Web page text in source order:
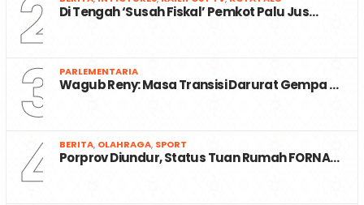
2 Di Tengah ‘Susah Fiskal’ Pemkot Palu Jus…
3 PARLEMENTARIA
Wagub Reny: Masa Transisi Darurat Gempa …
4 BERITA, OLAHRAGA, SPORT
Porprov Diundur, Status Tuan Rumah FORNA…